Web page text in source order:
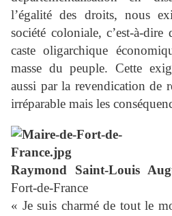
l’égalité des droits, nous
société coloniale, c’est-à-
caste oligarchique
masse du peuple. Cette
aussi par la revendication de
irréparable mais les
Raymond Saint-Louis
Fort-de-France
« Je suis charmé de tout le